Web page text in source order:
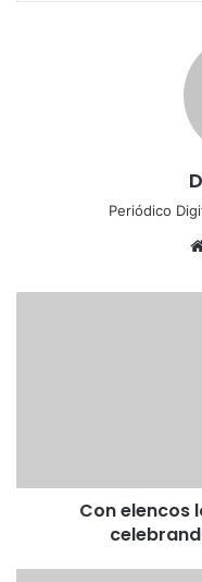
Periódico
o
Con elencos